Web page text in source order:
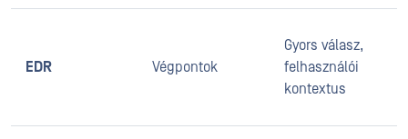
EDR Végpontok
Gyors válasz,
felhasználói
kontextus